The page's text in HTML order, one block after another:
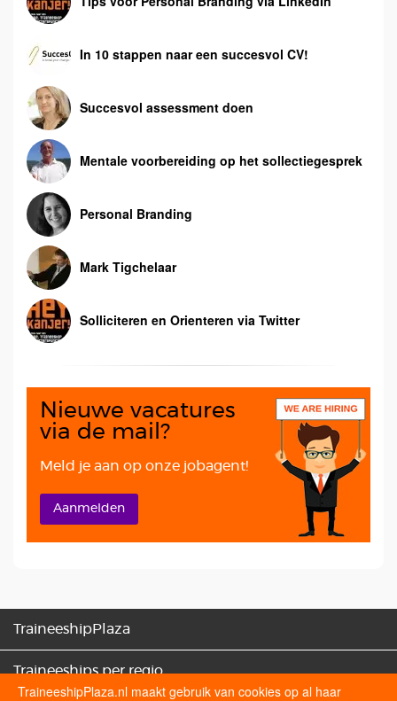
In 10 stappen naar een succesvol CV!
Succesvol assessment doen
Mentale voorbereiding op het sollectiegesprek
Personal Branding
Mark Tigchelaar
Solliciteren en Orienteren via Twitter
Nieuwe vacatures
via de mail?
Meld je aan op onze jobagent!
Aanmelden
TraineeshipPlaza
Traineeships per regio
TraineeshipPlaza.nl maakt gebruik van cookies op al haar